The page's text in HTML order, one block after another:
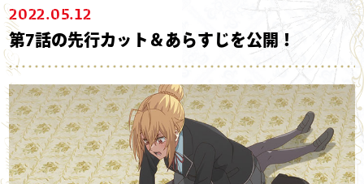
2022.05.12
第7話の先行カット＆あらすじを公開！